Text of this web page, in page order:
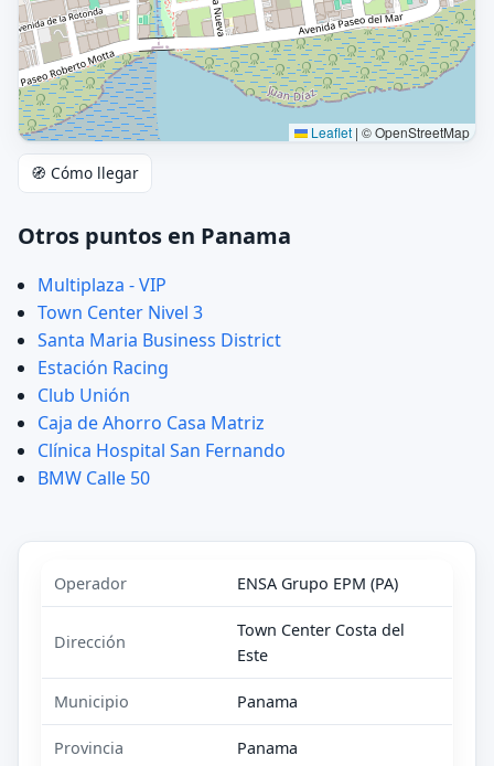
Leaflet | © OpenStreetMap
🧭 Cómo llegar
Otros puntos en Panama
Multiplaza - VIP
Town Center Nivel 3
Santa Maria Business District
Estación Racing
Club Unión
Caja de Ahorro Casa Matriz
Clínica Hospital San Fernando
BMW Calle 50
Operador ENSA Grupo EPM (PA)
Dirección
Town Center Costa del
Este
Municipio Panama
Provincia Panama